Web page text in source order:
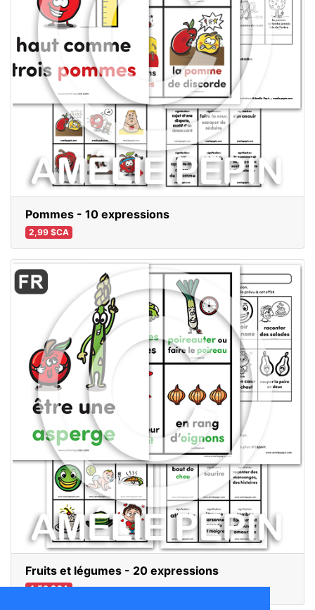
Pommes - 10 expressions
2,99 $CA
Fruits et légumes - 20 expressions
4,50 $CA